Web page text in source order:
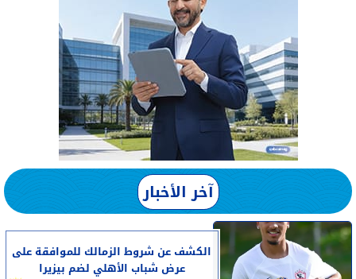
آخر الأخبار
الكشف عن شروط الزمالك للموافقة على
عرض شباب الأهلي لضم بيزيرا